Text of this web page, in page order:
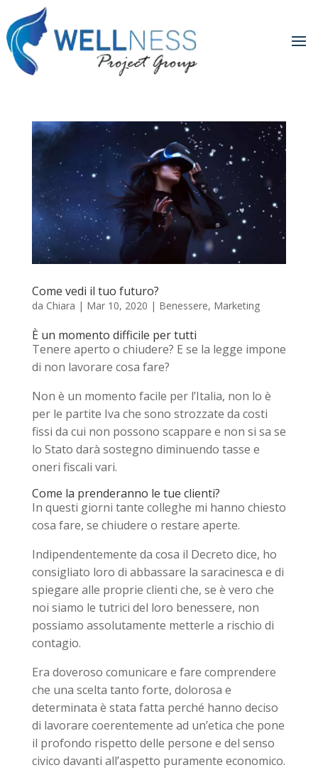
Come vedi il tuo futuro?
da Chiara | Mar 10, 2020 | Benessere, Marketing
È un momento difficile per tutti
Tenere aperto o chiudere? E se la legge impone
di non lavorare cosa fare?
Non è un momento facile per l’Italia, non lo è
per le partite Iva che sono strozzate da costi
fissi da cui non possono scappare e non si sa se
lo Stato darà sostegno diminuendo tasse e
oneri fiscali vari.
Come la prenderanno le tue clienti?
In questi giorni tante colleghe mi hanno chiesto
cosa fare, se chiudere o restare aperte.
Indipendentemente da cosa il Decreto dice, ho
consigliato loro di abbassare la saracinesca e di
spiegare alle proprie clienti che, se è vero che
noi siamo le tutrici del loro benessere, non
possiamo assolutamente metterle a rischio di
contagio.
Era doveroso comunicare e fare comprendere
che una scelta tanto forte, dolorosa e
determinata è stata fatta perché hanno deciso
di lavorare coerentemente ad un’etica che pone
il profondo rispetto delle persone e del senso
civico davanti all’aspetto puramente economico.